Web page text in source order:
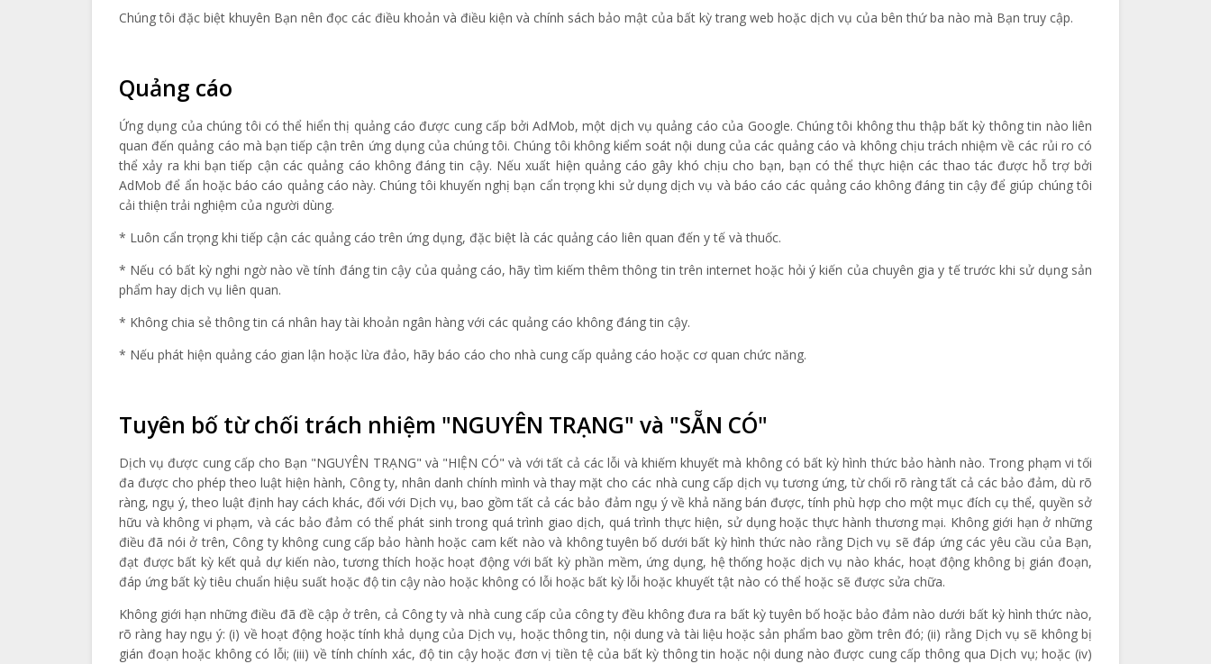
Chúng tôi đặc biệt khuyên Bạn nên đọc các điều khoản và điều kiện và chính sách bảo mật của bất kỳ trang web hoặc dịch vụ của bên thứ ba nào mà Bạn truy cập.
Quảng cáo
Ứng dụng của chúng tôi có thể hiển thị quảng cáo được cung cấp bởi AdMob, một dịch vụ quảng cáo của Google. Chúng tôi không thu thập bất kỳ thông tin nào liên
quan đến quảng cáo mà bạn tiếp cận trên ứng dụng của chúng tôi. Chúng tôi không kiểm soát nội dung của các quảng cáo và không chịu trách nhiệm về các rủi ro có
thể xảy ra khi bạn tiếp cận các quảng cáo không đáng tin cậy. Nếu xuất hiện quảng cáo gây khó chịu cho bạn, bạn có thể thực hiện các thao tác được hỗ trợ bởi
AdMob để ẩn hoặc báo cáo quảng cáo này. Chúng tôi khuyến nghị bạn cẩn trọng khi sử dụng dịch vụ và báo cáo các quảng cáo không đáng tin cậy để giúp chúng tôi
cải thiện trải nghiệm của người dùng.
* Luôn cẩn trọng khi tiếp cận các quảng cáo trên ứng dụng, đặc biệt là các quảng cáo liên quan đến y tế và thuốc.
* Nếu có bất kỳ nghi ngờ nào về tính đáng tin cậy của quảng cáo, hãy tìm kiếm thêm thông tin trên internet hoặc hỏi ý kiến của chuyên gia y tế trước khi sử dụng sản
phẩm hay dịch vụ liên quan.
* Không chia sẻ thông tin cá nhân hay tài khoản ngân hàng với các quảng cáo không đáng tin cậy.
* Nếu phát hiện quảng cáo gian lận hoặc lừa đảo, hãy báo cáo cho nhà cung cấp quảng cáo hoặc cơ quan chức năng.
Tuyên bố từ chối trách nhiệm "NGUYÊN TRẠNG" và "SẴN CÓ"
Dịch vụ được cung cấp cho Bạn "NGUYÊN TRẠNG" và "HIỆN CÓ" và với tất cả các lỗi và khiếm khuyết mà không có bất kỳ hình thức bảo hành nào. Trong phạm vi tối
đa được cho phép theo luật hiện hành, Công ty, nhân danh chính mình và thay mặt cho các nhà cung cấp dịch vụ tương ứng, từ chối rõ ràng tất cả các bảo đảm, dù rõ
ràng, ngụ ý, theo luật định hay cách khác, đối với Dịch vụ, bao gồm tất cả các bảo đảm ngụ ý về khả năng bán được, tính phù hợp cho một mục đích cụ thể, quyền sở
hữu và không vi phạm, và các bảo đảm có thể phát sinh trong quá trình giao dịch, quá trình thực hiện, sử dụng hoặc thực hành thương mại. Không giới hạn ở những
điều đã nói ở trên, Công ty không cung cấp bảo hành hoặc cam kết nào và không tuyên bố dưới bất kỳ hình thức nào rằng Dịch vụ sẽ đáp ứng các yêu cầu của Bạn,
đạt được bất kỳ kết quả dự kiến ​​nào, tương thích hoặc hoạt động với bất kỳ phần mềm, ứng dụng, hệ thống hoặc dịch vụ nào khác, hoạt động không bị gián đoạn,
đáp ứng bất kỳ tiêu chuẩn hiệu suất hoặc độ tin cậy nào hoặc không có lỗi hoặc bất kỳ lỗi hoặc khuyết tật nào có thể hoặc sẽ được sửa chữa.
Không giới hạn những điều đã đề cập ở trên, cả Công ty và nhà cung cấp của công ty đều không đưa ra bất kỳ tuyên bố hoặc bảo đảm nào dưới bất kỳ hình thức nào,
rõ ràng hay ngụ ý: (i) về hoạt động hoặc tính khả dụng của Dịch vụ, hoặc thông tin, nội dung và tài liệu hoặc sản phẩm bao gồm trên đó; (ii) rằng Dịch vụ sẽ không bị
gián đoạn hoặc không có lỗi; (iii) về tính chính xác, độ tin cậy hoặc đơn vị tiền tệ của bất kỳ thông tin hoặc nội dung nào được cung cấp thông qua Dịch vụ; hoặc (iv)